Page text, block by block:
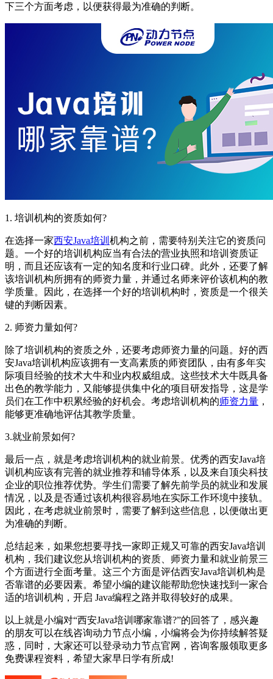
下三个方面考虑，以便获得最为准确的判断。
1. 培训机构的资质如何?
在选择一家西安Java培训 机构之前，需要特别关注它的资质问
题。一个好的培训机构应当有合法的营业执照和培训资质证
明，而且还应该有一定的知名度和行业口碑。此外，还要了解
该培训机构所拥有的师资力量，并通过名师来评价该机构的教
学质量。因此，在选择一个好的培训机构时，资质是一个很关
键的判断因素。
2. 师资力量如何?
除了培训机构的资质之外，还要考虑师资力量的问题。好的西
安Java培训机构应该拥有一支高素质的师资团队，由有多年实
际项目经验的技术大牛和业内权威组成。这些技术大牛既具备
出色的教学能力，又能够提供集中化的项目研发指导，这是学
员们在工作中积累经验的好机会。考虑培训机构的师资力量 ，
能够更准确地评估其教学质量。
3.就业前景如何?
最后一点，就是考虑培训机构的就业前景。优秀的西安Java培
训机构应该有完善的就业推荐和辅导体系，以及来自顶尖科技
企业的职位推荐优势。学生们需要了解先前学员的就业和发展
情况，以及是否通过该机构很容易地在实际工作环境中接轨。
因此，在考虑就业前景时，需要了解到这些信息，以便做出更
为准确的判断。
总结起来，如果您想要寻找一家即正规又可靠的西安Java培训
机构，我们建议您从培训机构的资质、师资力量和就业前景三
个方面进行全面考量。这三个方面是评估西安Java培训机构是
否靠谱的必要因素。希望小编的建议能帮助您快速找到一家合
适的培训机构，开启 Java编程之路并取得较好的成果。
以上就是小编对“西安Java培训哪家靠谱?”的回答了，感兴趣
的朋友可以在线咨询动力节点小编，小编将会为你持续解答疑
惑，同时，大家还可以登录动力节点官网，咨询客服领取更多
免费课程资料，希望大家早日学有所成!